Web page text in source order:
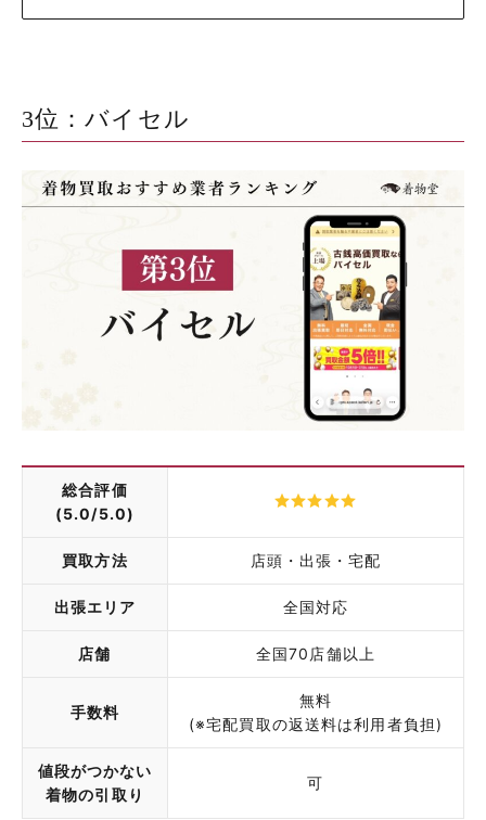
3位：バイセル
総合評価
(5.0/5.0)
買取方法 店頭・出張・宅配
出張エリア 全国対応
店舗 全国70店舗以上
手数料
無料
(※宅配買取の返送料は利用者負担)
値段がつかない
着物の引取り
可